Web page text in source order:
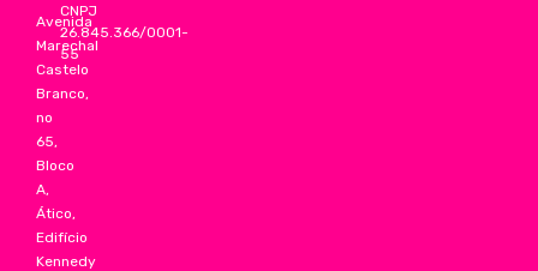
Avenida
Marechal
Castelo
Branco,
no
65,
Bloco
A,
Ático,
Edifício
Kennedy
CNPJ
26.845.366/0001-
55